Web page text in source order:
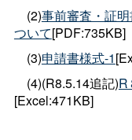
(2)事前審査・証
ついて[PDF:735KB]
(3)申請書様式-1
(4)(R8.5.14追記)R
[Excel:471KB]